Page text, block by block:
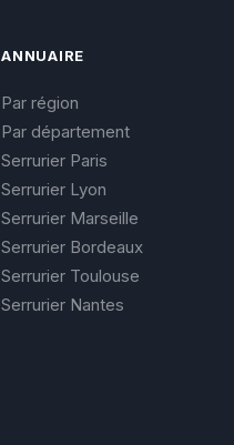
ANNUAIRE
Par région
Par département
Serrurier Paris
Serrurier Lyon
Serrurier Marseille
Serrurier Bordeaux
Serrurier Toulouse
Serrurier Nantes